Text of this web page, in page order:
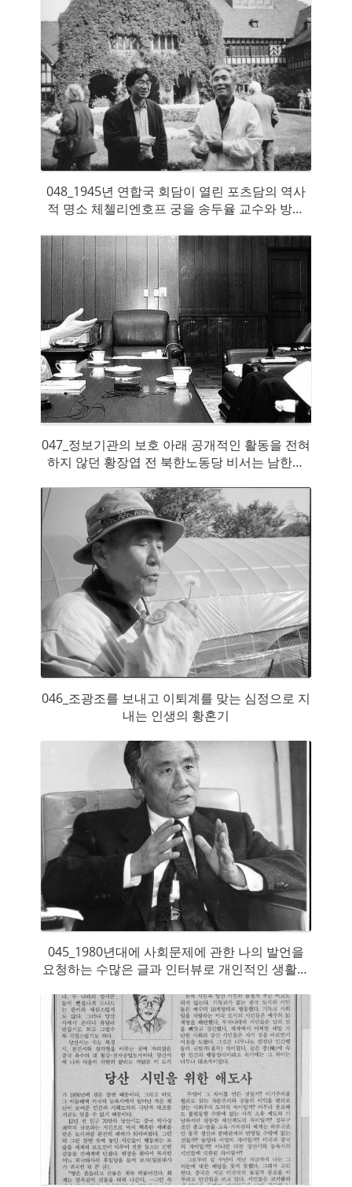
048_1945년 연합국 회담이 열린 포츠담의 역사
적 명소 체첼리엔호프 궁을 송두율 교수와 방문
047_정보기관의 보호 아래 공개적인 활동을 전혀
하지 않던 황장엽 전 북한노동당 비서는 남한에
가졌다.
046_조광조를 보내고 이퇴계를 맞는 심정으로 지
내는 인생의 황혼기
045_1980년대에 사회문제에 관한 나의 발언을
요청하는 수많은 글과 인터뷰로 개인적인 생활은